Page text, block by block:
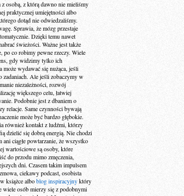
osobą, z którą dawno nie mieliśmy
praktycznej umiejętności albo
dotąd nie odwiedzaliśmy.
Sprawia, że mózg przestaje
Dzięki temu nawet
świeżości. Ważne jest także
po co robimy pewne rzeczy. Wiele
gdy widzimy tylko ich
może wydawać się nużąca, jeśli
zadaniach. Ale jeśli zobaczymy w
niezależności, rozwój
większego celu, łatwiej
Podobnie jest z dbaniem o
relacje. Same czynności bywają
może być bardzo głębokie.
również kontakt z ludźmi, którzy
dzielić się dobrą energią. Nie chodzi
ani ciągłe powtarzanie, że wszystko
wartościowe są osoby, które
do przodu mimo zmęczenia,
dni. Czasem takim impulsem
ciekawy podcast, osobista
książce alboblog inspiracyjnyktóry
wiele osób mierzy się z podobnymi